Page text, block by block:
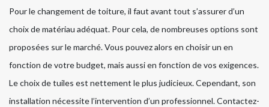
Pour le changement de toiture, il faut avant tout s’assurer d’un
choix de matériau adéquat. Pour cela, de nombreuses options sont
proposées sur le marché. Vous pouvez alors en choisir un en
fonction de votre budget, mais aussi en fonction de vos exigences.
Le choix de tuiles est nettement le plus judicieux. Cependant, son
installation nécessite l’intervention d’un professionnel. Contactez-